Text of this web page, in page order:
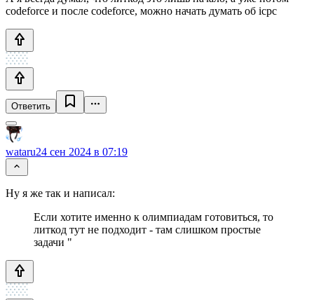
codeforce и после codeforce, можно начать думать об icpc
Ответить
wataru24 сен 2024 в 07:19
Ну я же так и написал:
Если хотите именно к олимпиадам готовиться, то
литкод тут не подходит - там слишком простые
задачи "